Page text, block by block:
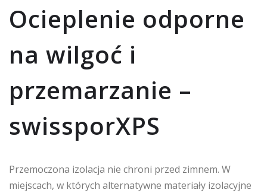
Ocieplenie odporne
na wilgoć i
przemarzanie –
swissporXPS
Przemoczona izolacja nie chroni przed zimnem. W
miejscach, w których alternatywne materiały izolacyjne